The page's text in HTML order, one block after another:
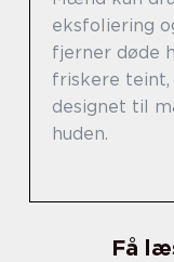
eksfoliering
fjerner døde
friskere teint,
designet til
huden.
Få